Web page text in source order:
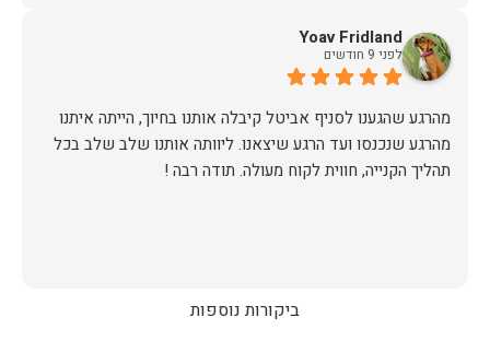
Yoav Fridland
לפני 9 חודשים
מהרגע שהגענו לסניף אביטל קיבלה אותנו בחיוך, הייתה איתנו
מהרגע שנכנסו ועד הרגע שיצאנו. ליוותה אותנו שלב שלב בכל
תהליך הקנייה, חווית לקוח מעולה. תודה רבה !
ביקורות נוספות